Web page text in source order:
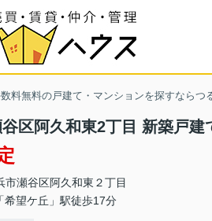
料無料の戸建て・マンションを探すならつ
区阿久和東2丁目 新築戸建
市瀬谷区阿久和東 ２丁目
希望ケ丘」駅徒歩17分